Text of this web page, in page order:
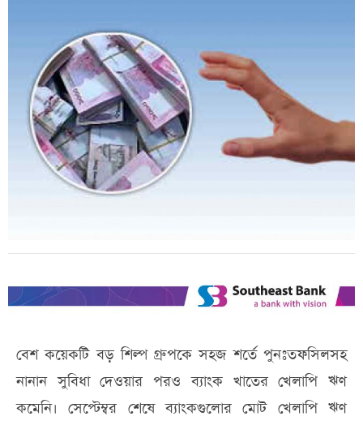
বেশ কয়েকটি বড় শিল্প গ্রুপকে সহজ শর্তে পুনঃতফসিলসহ
নানান সুবিধা দেওয়ার পরও ব্যাংক খাতের খেলাপি ঋণ
কমেনি। সেপ্টেম্বর শেষে ব্যাংকগুলোর মোট খেলাপি ঋণ